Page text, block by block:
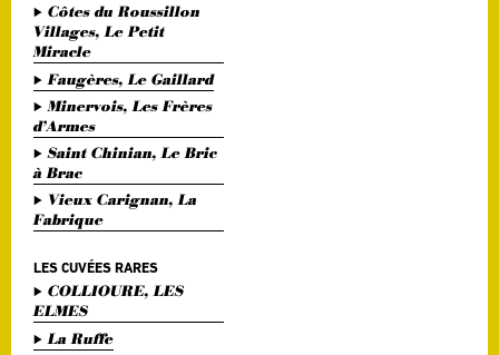
Côtes du Roussillon
Villages, Le Petit
Miracle
Faugères, Le Gaillard
Minervois, Les Frères
d’Armes
Saint Chinian, Le Bric
à Brac
Vieux Carignan, La
Fabrique
LES CUVÉES RARES
COLLIOURE, LES
ELMES
La Ruffe